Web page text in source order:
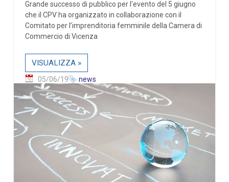
Grande successo di pubblico per l'evento del 5 giugno
che il CPV ha organizzato in collaborazione con il
Comitato per l’imprenditoria femminile della Camera di
Commercio di Vicenza
VISUALIZZA »
05/06/19 news